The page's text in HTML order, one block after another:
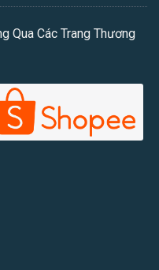
Qua Các Trang Thương